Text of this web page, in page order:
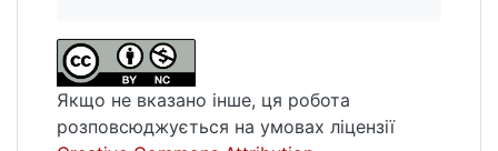
Якщо не вказано інше, ця робота
розповсюджується на умовах ліцензії